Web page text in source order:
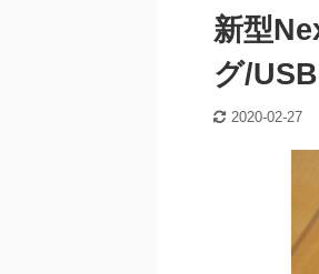
新型
グ/
2020-02-27